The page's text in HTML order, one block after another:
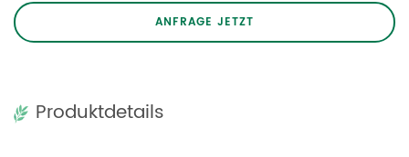
ANFRAGE JETZT
Produktdetails